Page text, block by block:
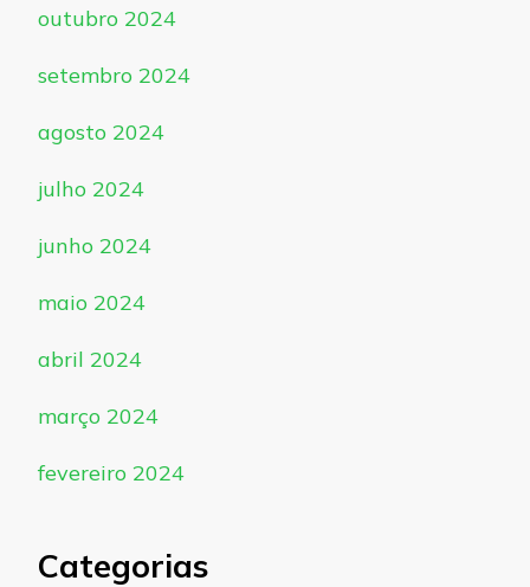
outubro 2024
setembro 2024
agosto 2024
julho 2024
junho 2024
maio 2024
abril 2024
março 2024
fevereiro 2024
Categorias